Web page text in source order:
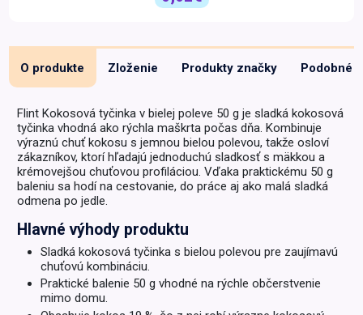
O produkte Zloženie Produkty značky Podobné
Flint Kokosová tyčinka v bielej poleve 50 g je sladká kokosová
tyčinka vhodná ako rýchla maškrta počas dňa. Kombinuje
výraznú chuť kokosu s jemnou bielou polevou, takže osloví
zákazníkov, ktorí hľadajú jednoduchú sladkosť s mäkkou a
krémovejšou chuťovou profiláciou. Vďaka praktickému 50 g
baleniu sa hodí na cestovanie, do práce aj ako malá sladká
odmena po jedle.
Hlavné výhody produktu
Sladká kokosová tyčinka s bielou polevou pre zaujímavú
chuťovú kombináciu.
Praktické balenie 50 g vhodné na rýchle občerstvenie
mimo domu.